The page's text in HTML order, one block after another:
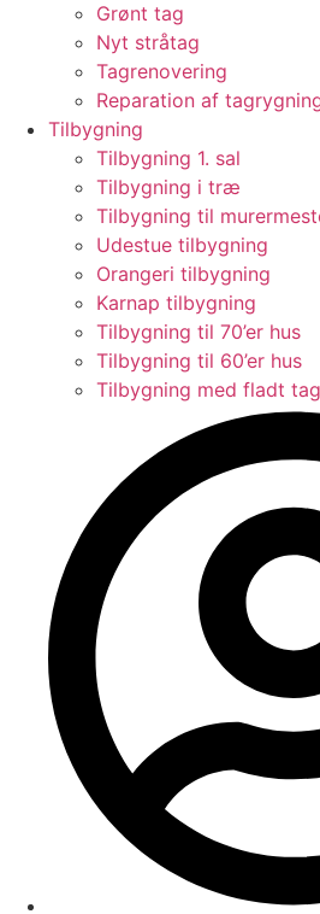
Grønt tag
Nyt stråtag
Tagrenovering
Reparation af
Tilbygning
Tilbygning 1. sal
Tilbygning i træ
Tilbygning til
Udestue tilbygning
Orangeri tilbygning
Karnap tilbygning
Tilbygning til 70’er hus
Tilbygning til 60’er hus
Tilbygning med fladt tag